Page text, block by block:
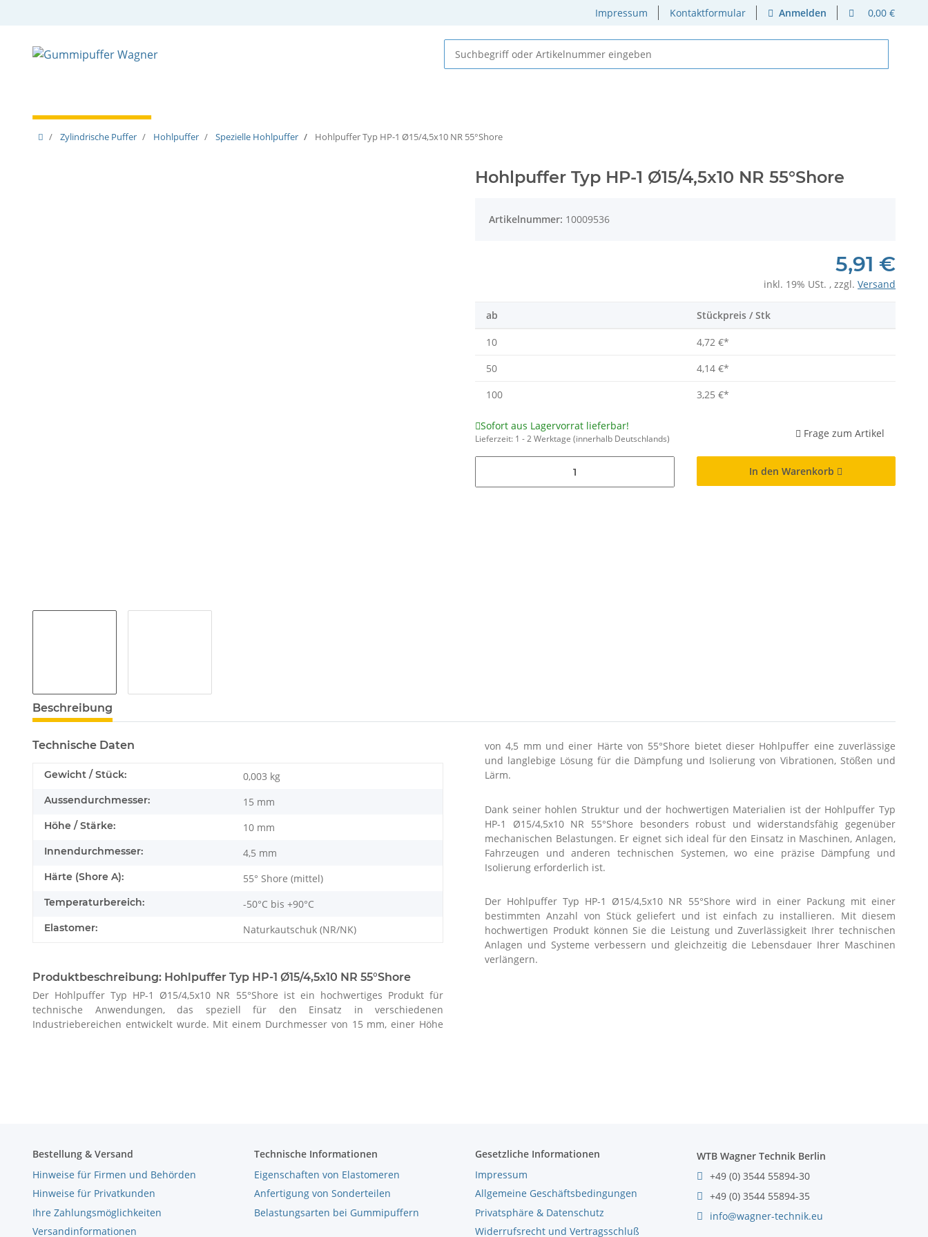
Impressum Kontaktformular Anmelden 0,00 €
Zylindrische Puffer Hohlpuffer Spezielle Hohlpuffer Hohlpuffer Typ HP-1 Ø15/4,5x10 NR 55°Shore
Hohlpuffer Typ HP-1 Ø15/4,5x10 NR 55°Shore
Artikelnummer: 10009536
5,91 €
inkl. 19% USt. , zzgl. Versand
ab Stückpreis / Stk
10 4,72 €*
50
4,14 €*
100
3,25 €*
Sofort aus Lagervorrat lieferbar!
Lieferzeit: 1 - 2 Werktage (innerhalb Deutschlands) Frage zum Artikel
In den Warenkorb
Beschreibung
Technische Daten
Gewicht / Stück: 0,003 kg
Aussendurchmesser: 15 mm
Höhe / Stärke: 10 mm
Innendurchmesser: 4,5 mm
Härte (Shore A): 55° Shore (mittel)
Temperaturbereich: -50°C bis +90°C
Elastomer: Naturkautschuk (NR/NK)
Produktbeschreibung: Hohlpuffer Typ HP-1 Ø15/4,5x10 NR 55°Shore
Der Hohlpuffer Typ HP-1 Ø15/4,5x10 NR 55°Shore ist ein hochwertiges Produkt für
technische Anwendungen, das speziell für den Einsatz in verschiedenen
Industriebereichen entwickelt wurde. Mit einem Durchmesser von 15 mm, einer Höhe
von 4,5 mm und einer Härte von 55°Shore bietet dieser Hohlpuffer eine zuverlässige
und langlebige Lösung für die Dämpfung und Isolierung von Vibrationen, Stößen und
Lärm.
Dank seiner hohlen Struktur und der hochwertigen Materialien ist der Hohlpuffer Typ
HP-1 Ø15/4,5x10 NR 55°Shore besonders robust und widerstandsfähig gegenüber
mechanischen Belastungen. Er eignet sich ideal für den Einsatz in Maschinen, Anlagen,
Fahrzeugen und anderen technischen Systemen, wo eine präzise Dämpfung und
Isolierung erforderlich ist.
Der Hohlpuffer Typ HP-1 Ø15/4,5x10 NR 55°Shore wird in einer Packung mit einer
bestimmten Anzahl von Stück geliefert und ist einfach zu installieren. Mit diesem
hochwertigen Produkt können Sie die Leistung und Zuverlässigkeit Ihrer technischen
Anlagen und Systeme verbessern und gleichzeitig die Lebensdauer Ihrer Maschinen
verlängern.
Bestellung & Versand
Hinweise für Firmen und Behörden
Hinweise für Privatkunden
Ihre Zahlungsmöglichkeiten
Versandinformationen
Technische Informationen
Eigenschaften von Elastomeren
Anfertigung von Sonderteilen
Belastungsarten bei Gummipuffern
Gesetzliche Informationen
Impressum
Allgemeine Geschäftsbedingungen
Privatsphäre & Datenschutz
Widerrufsrecht und Vertragsschluß
WTB Wagner Technik Berlin
+49 (0) 3544 55894-30
+49 (0) 3544 55894-35
info@wagner-technik.eu